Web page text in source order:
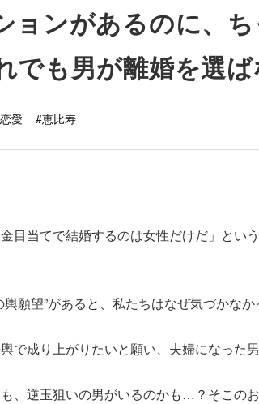
ョンがあるのに、
でも男が離婚を選
愛 #恵比寿
金目当てで結婚するのは女性だけだ」とい
願望”があると、私たちはなぜ気づかなか
で成り上がりたいと願い、夫婦になった男
、逆玉狙いの男がいるのかも…？そこの